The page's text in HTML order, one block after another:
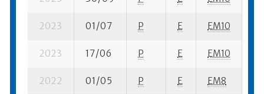
2023 01/07 P E EM10
2023 17/06 P E EM10
2022 01/05 P E EM8